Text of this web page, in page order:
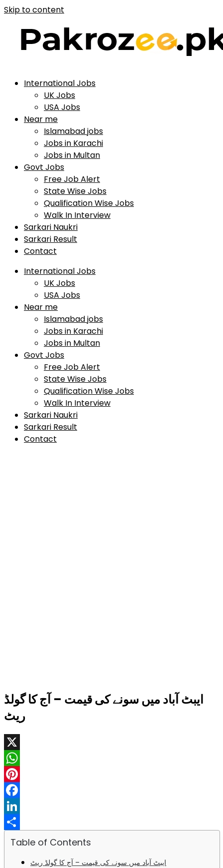
Skip to content
International Jobs
UK Jobs
USA Jobs
Near me
Islamabad jobs
Jobs in Karachi
Jobs in Multan
Govt Jobs
Free Job Alert
State Wise Jobs
Qualification Wise Jobs
Walk In Interview
Sarkari Naukri
Sarkari Result
Contact
International Jobs
UK Jobs
USA Jobs
Near me
Islamabad jobs
Jobs in Karachi
Jobs in Multan
Govt Jobs
Free Job Alert
State Wise Jobs
Qualification Wise Jobs
Walk In Interview
Sarkari Naukri
Sarkari Result
Contact
ایبٹ آباد میں سونے کی قیمت – آج کا گولڈ
ریٹ
X
WhatsApp
Pinterest
Facebook
LinkedIn
Share
Table of Contents
ایبٹ آباد میں سونے کی قیمت – آج کا گولڈ ریٹ